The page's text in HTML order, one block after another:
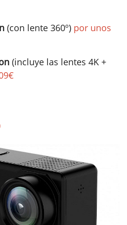
(con lente 360º) por unos
(incluye las lentes 4K +